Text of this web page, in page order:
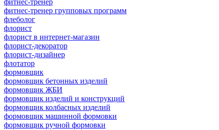
фитнес-тренер групповых программ
флеболог
флорист
флорист в интернет-магазин
флорист-декоратор
флорист-дизайнер
флотатор
формовщик
формовщик бетонных изделий
формовщик ЖБИ
формовщик изделий и конструкций
формовщик колбасных изделий
формовщик машинной формовки
формовщик ручной формовки